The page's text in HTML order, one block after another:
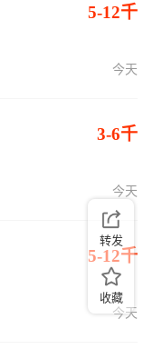
5-12千
今天
3-6千
今天
5-12千
今天
转发
收藏